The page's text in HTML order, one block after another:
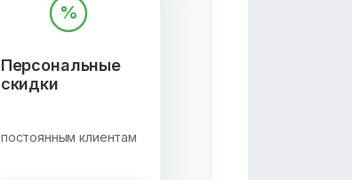
%
Персональные
скидки
постоянным клиентам